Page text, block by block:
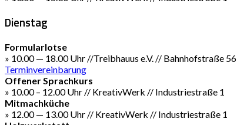
Dienstag
Formularlotse
» 10.00 — 18.00 Uhr //Treibhauus e.V. // Bahnhofstraße 56
Terminvereinbarung
Offener Sprachkurs
» 10.00 – 12.00 Uhr // KreativWerk // Industriestraße 1
Mitmachküche
» 12.00 — 13.00 Uhr // KreativWerk // Industriestraße 1